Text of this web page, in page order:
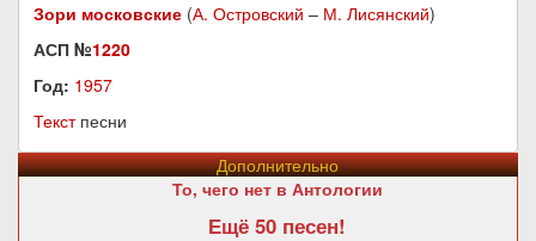
Зори московские (А. Островский – М. Лисянский)
АСП №1220
Год: 1957
Текстпесни
Дополнительно
То, чего нет в Антологии
Ещё 50 песен!